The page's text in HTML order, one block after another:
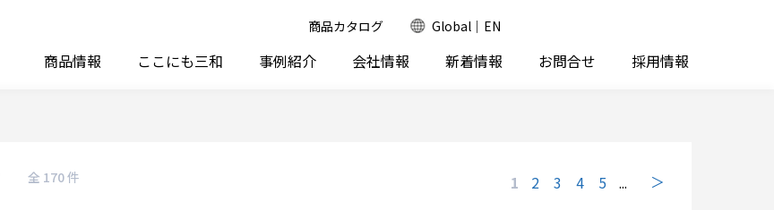
商品カタログ Global｜EN
商品情報 ここにも三和 事例紹介 会社情報 新着情報 お問合せ 採用情報
全 170 件 1 2 3 4 5 ...